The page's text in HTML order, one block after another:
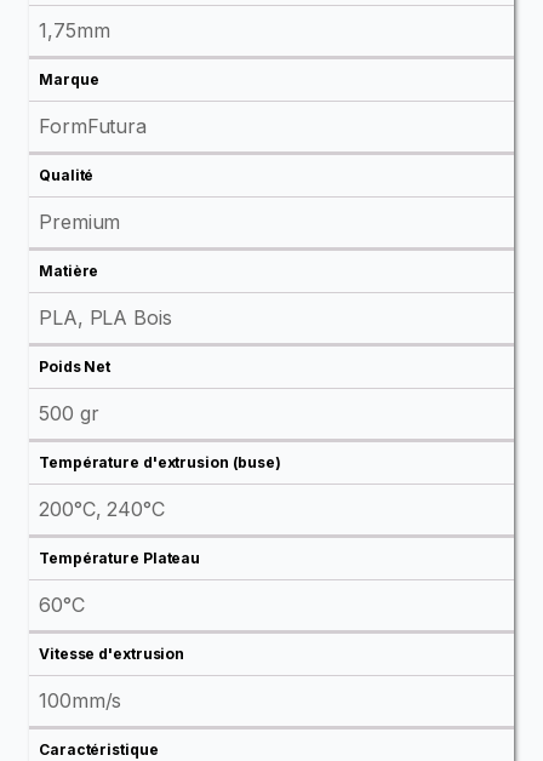
1,75mm
Marque
FormFutura
Qualité
Premium
Matière
PLA, PLA Bois
Poids Net
500 gr
Température d'extrusion (buse)
200°C, 240°C
Température Plateau
60°C
Vitesse d'extrusion
100mm/s
Caractéristique